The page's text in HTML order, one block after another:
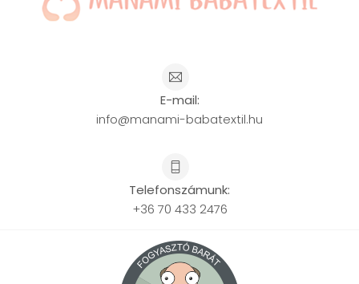
E-mail:
info@manami-babatextil.hu
Telefonszámunk:
+36 70 433 2476